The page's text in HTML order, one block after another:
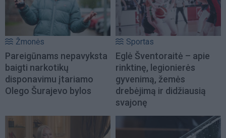
Žmonės
Pareigūnams nepavyksta
baigti narkotikų
disponavimu įtariamo
Olego Šurajevo bylos
Sportas
Eglė Šventoraitė – apie
rinktinę, legionierės
gyvenimą, žemės
drebėjimą ir didžiausią
svajonę